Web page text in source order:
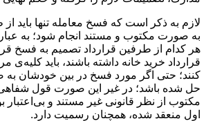
لازم به ذکر است که فسخ معامله تنها باید
به صورت مکتوب و مستند انجام شود؛ به
هر کدام از طرفین قرارداد تصمیم به فسخ
قرارداد خرید خانه داشته باشند، باید کلیه‌ی
کنند؛ حتی اگر مورد فسخ در بین خودشان
حل شده باشد؛ در غیر این صورت قول شفاهی
مکتوب از نظر قانونی غیر مستند و بی‌اعتبار
اول منعقد شده، همچنان رسمیت دارد.